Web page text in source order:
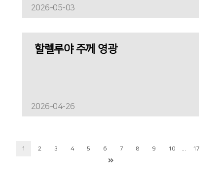
2026-05-03
할렐루야 주께 영광
2026-04-26
1 2 3 4 5 6 7 8 9 10 17